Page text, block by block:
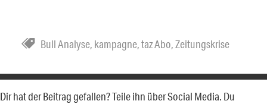
Bull Analyse, kampagne,taz Abo,Zeitungskrise
Dir hat der Beitrag gefallen? Teile ihn über Social Media. Du